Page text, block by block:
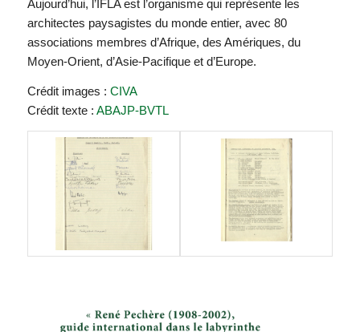
Aujourd’hui, l’IFLA est l’organisme qui représente les
architectes paysagistes du monde entier, avec 80
associations membres d’Afrique, des Amériques, du
Moyen-Orient, d’Asie-Pacifique et d’Europe.
Crédit images : CIVA
Crédit texte : ABAJP-BVTL